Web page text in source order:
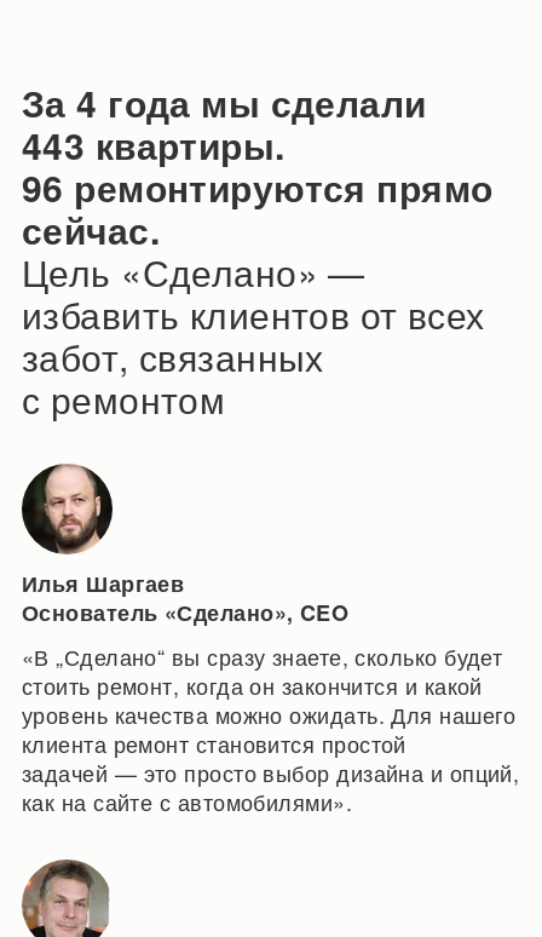
За 4 года мы сделали
443 квартиры.
96 ремонтируются прямо
сейчас.
Цель «Сделано» —
избавить клиентов от всех
забот, связанных
с ремонтом
Илья Шаргаев
Основатель «Сделано», CEO
«В „Сделано“ вы сразу знаете, сколько будет
стоить ремонт, когда он закончится и какой
уровень качества можно ожидать. Для нашего
клиента ремонт становится простой
задачей — это просто выбор дизайна и опций,
как на сайте с автомобилями».